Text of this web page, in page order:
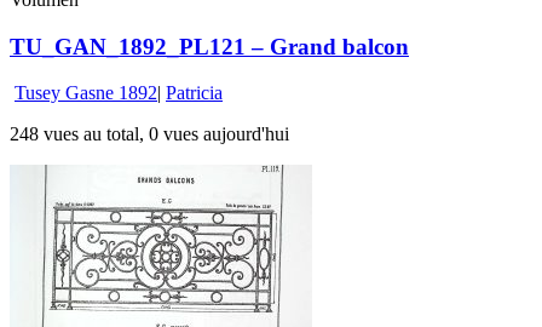
TU_GAN_1892_PL121 – Grand balcon
Tusey Gasne 1892 Patricia
248 vues au total, 0 vues aujourd'hui